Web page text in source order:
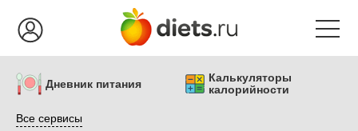
Дневник питания
Калькуляторы
калорийности
Все сервисы